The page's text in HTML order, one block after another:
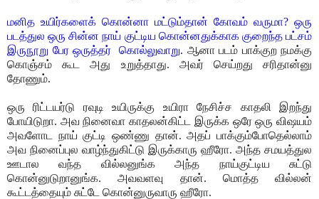
மனித உயிர்களைக் கொன்னா மட்டும்தான் கோவம் வருமா? ஒரு
படத்துல ஒரு சின்ன நாய் குட்டிய கொன்னதுக்காக குறைந்த பட்சம்
இருநூறு பேர ஒருத்தர் கொல்லுவாறு. ஆனா படம் பாக்குற நமக்கு
கொஞ்சம் கூட அது உறுத்தாது. அவர் செய்றது சரிதான்னு
தோணும்.
ஒரு ரிட்டயர்டு ரவுடி உயிருக்கு உயிரா நேசிச்ச காதலி இறந்து
போயிடுறா. அவ நினைவா காதலன்கிட்ட இருக்க ஒரே ஒரு விஷயம்
அவளோட நாய் குட்டி ஒண்ணு தான். அதப் பாக்கும்போதெல்லாம்
அவ நினைப்புல வாழ்ந்துகிட்டு இருக்காரு ஹீரோ. அந்த சமயத்துல
ஊடால வந்த வில்லனுங்க அந்த நாய்குட்டிய சுட்டு
கொன்னுடுறானுங்க. அவவளவு தான். மொத்த வில்லன்
கூட்டத்தையும் சுட்டே கொன்னுருவாரு ஹீரோ.